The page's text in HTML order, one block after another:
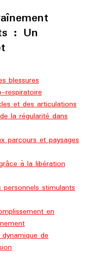
: Un
blessures
respiratoire
et des articulations
la régularité dans
parcours et paysages
à la libération
stimulants
en
de